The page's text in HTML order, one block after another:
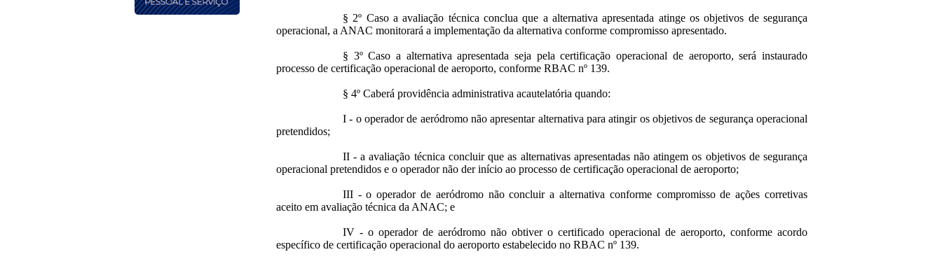
§ 2º Caso a avaliação técnica conclua que a alternativa apresentada atinge os objetivos de segurança
operacional, a ANAC monitorará a implementação da alternativa conforme compromisso apresentado.
§ 3º Caso a alternativa apresentada seja pela certificação operacional de aeroporto, será instaurado
processo de certificação operacional de aeroporto, conforme RBAC nº 139.
§ 4º Caberá providência administrativa acautelatória quando:
I - o operador de aeródromo não apresentar alternativa para atingir os objetivos de segurança operacional
pretendidos;
II - a avaliação técnica concluir que as alternativas apresentadas não atingem os objetivos de segurança
operacional pretendidos e o operador não der início ao processo de certificação operacional de aeroporto;
III - o operador de aeródromo não concluir a alternativa conforme compromisso de ações corretivas
aceito em avaliação técnica da ANAC; e
IV - o operador de aeródromo não obtiver o certificado operacional de aeroporto, conforme acordo
específico de certificação operacional do aeroporto estabelecido no RBAC nº 139.